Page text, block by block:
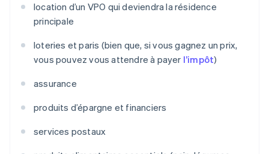
location d’un VPO qui deviendra la résidence
principale
loteries et paris (bien que, si vous gagnez un prix,
vous pouvez vous attendre à payer l’impôt)
assurance
produits d’épargne et financiers
services postaux